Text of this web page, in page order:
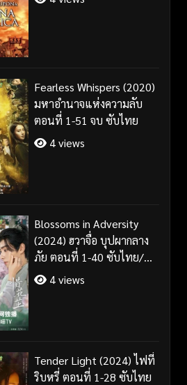
Fearless Whispers (2020)
มหาอำนาจแห่งความลับ
ตอนที่ 1-51 จบ ซับไทย
4 views
Blossoms in Adversity
(2024) ฮวาจื่อ บุปผากลาง
ภัย ตอนที่ 1-40 ซับไทย/
พากย์ไทย
4 views
Tender Light (2024) ไฟที่
ริบหรี่ ตอนที่ 1-28 ซับไทย